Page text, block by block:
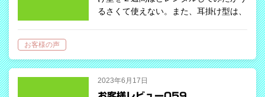
るさくて使えない。また、耳掛け型は、
お客…
お客様の声
2023年6月17日